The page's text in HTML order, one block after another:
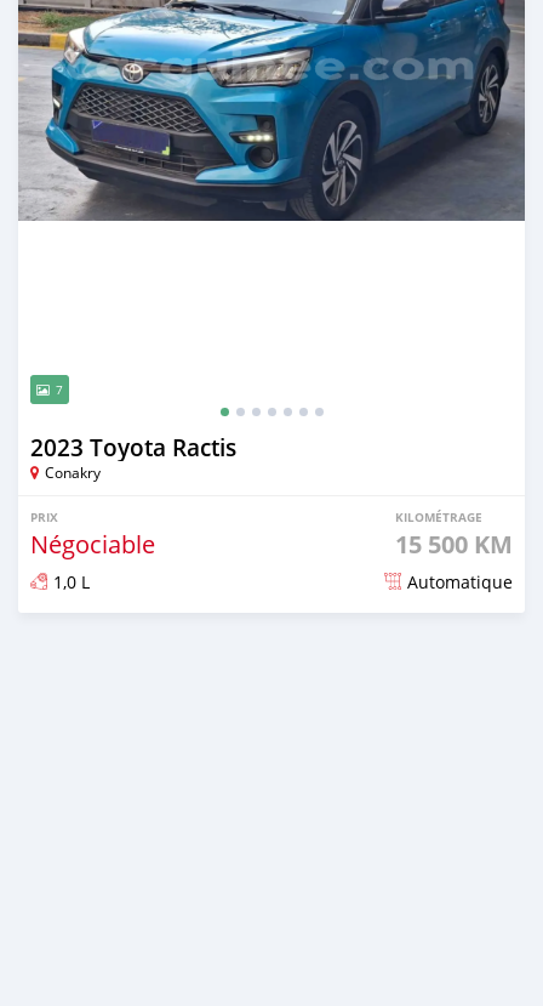
7
2023 Toyota Ractis
Conakry
PRIX
Négociable
KILOMÉTRAGE
15 500 KM
1,0 L Automatique